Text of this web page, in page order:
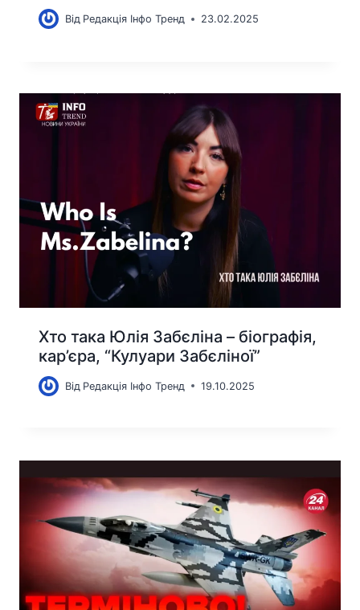
Від Редакція Інфо Тренд 23.02.2025
Хто така Юлія Забєліна – біографія,
кар’єра, “Кулуари Забєліної”
Від Редакція Інфо Тренд 19.10.2025